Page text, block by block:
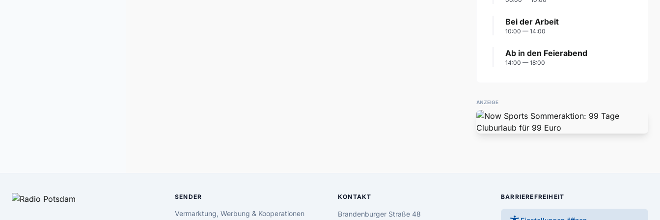
Bei der Arbeit
10:00 — 14:00
Ab in den Feierabend
14:00 — 18:00
ANZEIGE
SENDER
Vermarktung, Werbung & Kooperationen
KONTAKT
Brandenburger Straße 48
BARRIEREFREIHEIT